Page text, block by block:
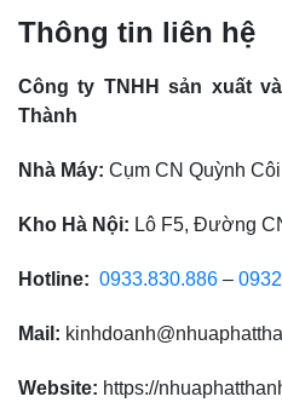
Thông tin liên hệ
Công ty TNHH sản xuất
Thành
Nhà Máy: Cụm CN Quỳnh
Kho Hà Nội: Lô F5, Đường
Hotline: 0933.830.886 –
Mail:
Website: https://